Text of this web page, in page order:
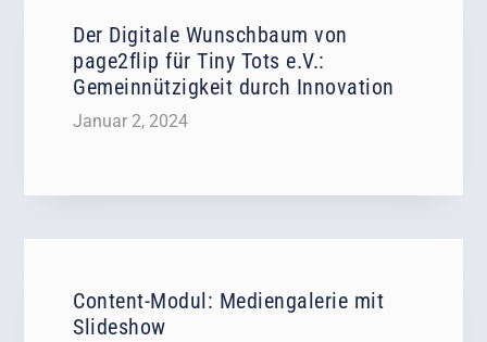
Der Digitale Wunschbaum von
page2flip für Tiny Tots e.V.:
Gemeinnützigkeit durch Innovation
Januar 2, 2024
Content-Modul: Mediengalerie mit
Slideshow